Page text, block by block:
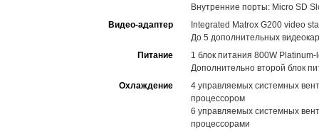
Внутренние порты: Micro SD
Видео-адаптер
Integrated Matrox G200 video
До 5 дополнительных
Питание
1 блок питания 800W
Дополнительно второй блок
Охлаждение
4 управляемых системных
процессором
6 управляемых системных
процессорами